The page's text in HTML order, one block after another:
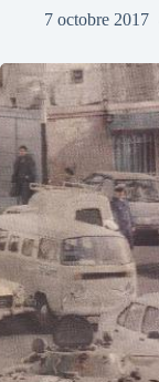
7 octobre 2017